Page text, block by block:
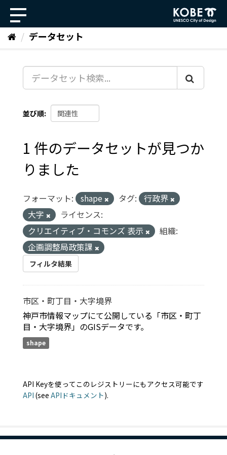
ッ
データセット
並び順
1 件のデータセットが見つか
りました
フォーマット: shape タグ:
行政界
大字
ライセンス:
クリエイティブ・コモンズ 表示
組織:
企画調整局政策課
フィルタ結果
市区・町丁目・大字境界
神戸市情報マップにて公開している「市区・町丁
目・大字境界」のGISデータです。
shape
API Keyを使ってこのレジストリーにもアクセス可能です
API (see APIドキュメント).